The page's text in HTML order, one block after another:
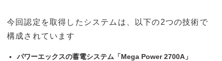
今回認定を取得したシステムは、以下の2つの技術で
構成されています
パワーエックスの蓄電システム「Mega Power 2700A」